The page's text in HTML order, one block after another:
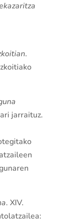
.
jarraituz.
. XIV.